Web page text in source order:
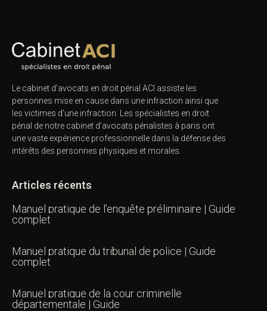
Le cabinet d’avocats en droit pénal ACI assiste les
personnes mise en cause dans une infraction ainsi que
les victimes d’une infraction. Les spécialistes en droit
pénal de notre cabinet d’avocats pénalistes à paris ont
une vaste expérience professionnelle dans la défense des
intérêts des personnes physiques et morales.
Articles récents
Manuel pratique de l’enquête préliminaire | Guide
complet
Manuel pratique du tribunal de police | Guide
complet
Manuel pratique de la cour criminelle
départementale | Guide